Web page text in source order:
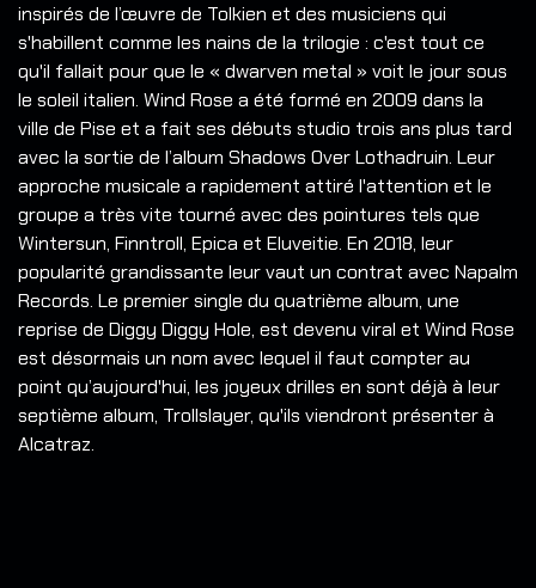
inspirés de l’œuvre de Tolkien et des musiciens qui
s'habillent comme les nains de la trilogie : c'est tout ce
qu'il fallait pour que le « dwarven metal » voit le jour sous
le soleil italien. Wind Rose a été formé en 2009 dans la
ville de Pise et a fait ses débuts studio trois ans plus tard
avec la sortie de l’album Shadows Over Lothadruin. Leur
approche musicale a rapidement attiré l'attention et le
groupe a très vite tourné avec des pointures tels que
Wintersun, Finntroll, Epica et Eluveitie. En 2018, leur
popularité grandissante leur vaut un contrat avec Napalm
Records. Le premier single du quatrième album, une
reprise de Diggy Diggy Hole, est devenu viral et Wind Rose
est désormais un nom avec lequel il faut compter au
point qu’aujourd'hui, les joyeux drilles en sont déjà à leur
septième album, Trollslayer, qu'ils viendront présenter à
Alcatraz.